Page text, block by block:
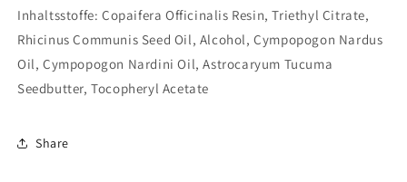
Inhaltsstoffe: Copaifera Officinalis Resin, Triethyl Citrate,
Rhicinus Communis Seed Oil, Alcohol, Cympopogon Nardus
Oil, Cympopogon Nardini Oil, Astrocaryum Tucuma
Seedbutter, Tocopheryl Acetate
Share